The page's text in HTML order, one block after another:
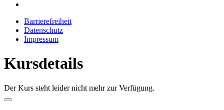
Barrierefreiheit
Datenschutz
Impressum
Kursdetails
Der Kurs steht leider nicht mehr zur Verfügung.